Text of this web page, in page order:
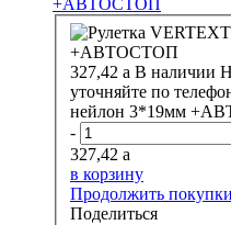
+АВТОСТОП
327,42 a В наличии
уточняйте по
нейлон 3*19мм
-
327,42 a
в корзину
Продолжить покупки
Поделиться